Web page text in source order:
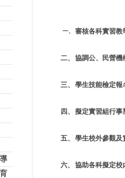
一、 審核各科實習教
二、 協調公、民營機
三、 學生技能檢定報
四、 擬定實習組行事
五、 學生校外參觀及
六、 協助各科擬定校